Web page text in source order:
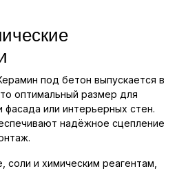
под бетон выпускается в
оптимальный размер для
фасада или интерьерных стен.
надёжное сцепление
соли и химическим реагентам,